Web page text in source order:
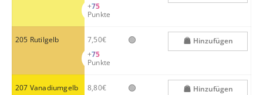
+75
Punkte
205 Rutilgelb
7,50€
+75
Punkte
🟢 Hinzufügen
207 Vanadiumgelb
8,80€
🟢 Hinzufügen